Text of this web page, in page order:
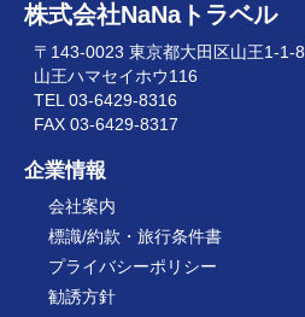
株式会社NaNaトラベル
〒143-0023 東京都大田区山王1-1-8
山王ハマセイホウ116
TEL 03-6429-8316
FAX 03-6429-8317
企業情報
会社案内
標識/約款・旅行条件書
プライバシーポリシー
勧誘方針